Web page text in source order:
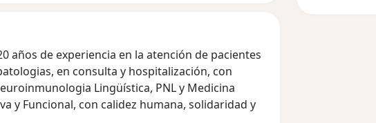
años de experiencia en la atención de pacientes
en consulta y hospitalización, con
Lingüística, PNL y Medicina
y Funcional, con calidez humana, solidaridad y